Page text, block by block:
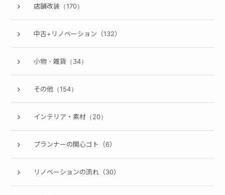
店舗改装（170）
中古+リノベーション（132）
小物・雑貨（34）
その他（154）
インテリア・素材（20）
プランナーの関心ゴト（6）
リノベーションの流れ（30）